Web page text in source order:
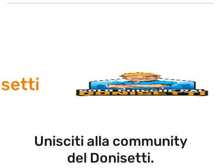
Unisciti alla community
del Donisetti.